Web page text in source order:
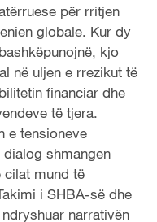
për rritjen
globale. Kur dy
kjo
në uljen e rrezikut të
financiar dhe
të tjera.
e tensioneve
shmangen
mund të
i SHBA-së dhe
narrativën